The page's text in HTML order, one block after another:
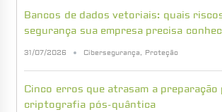
Bancos de dados vetoriais: quais
segurança sua empresa precisa
31/07/2026 Cibersegurança, Proteção
Cinco erros que atrasam a preparação
criptografia pós-quântica